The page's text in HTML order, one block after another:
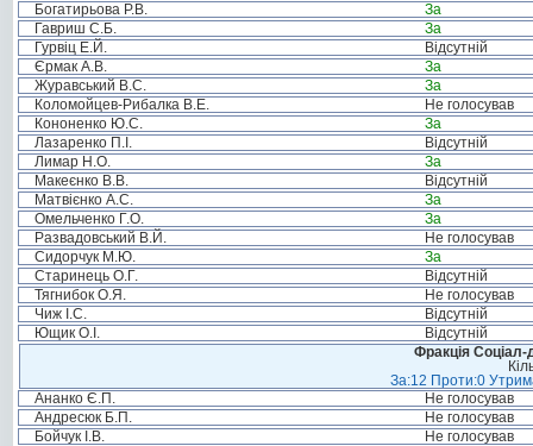
Богатирьова Р.В.
За
Гавриш С.Б.
За
Гурвіц Е.Й.
Відсутній
Єрмак А.В.
За
Журавський В.С.
За
Коломойцев-Рибалка В.Е.
Не голосував
Кононенко Ю.С.
За
Лазаренко П.І.
Відсутній
Лимар Н.О.
За
Макеєнко В.В.
Відсутній
Матвієнко А.С.
За
Омельченко Г.О.
За
Развадовський В.Й.
Не голосував
Сидорчук М.Ю.
За
Старинець О.Г.
Відсутній
Тягнибок О.Я.
Не голосував
Чиж І.С.
Відсутній
Ющик О.І.
Відсутній
Фракція Соціал-
За:12 Проти:0
Ананко Є.П.
Не голосував
Андресюк Б.П.
Не голосував
Бойчук І.В.
Не голосував